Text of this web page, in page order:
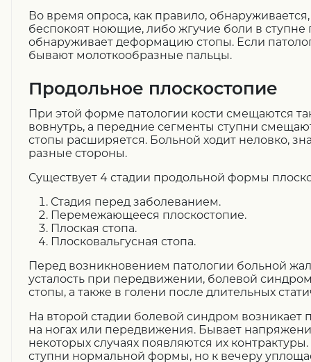
Во время опроса, как правило,
беспокоят ноющие, либо жгучие боли в
обнаруживает деформацию стопы. Если
бывают молоткообразные пальцы.
Продольное плоскостопие
При этой форме патологии кости смещаются
вовнутрь, а передние сегменты ступни
стопы расширяется. Больной ходит неловко,
разные стороны.
Существует 4 стадии продольной формы
Стадия перед заболеванием.
Перемежающееся плоскостопие.
Плоская стопа.
Плосковальгусная стопа.
Перед возникновением патологии больной
усталость при передвижении, болевой
стопы, а также в голени после длительных
На второй стадии болевой синдром возникает
на ногах или передвижения. Бывает
некоторых случаях появляются их
ступни нормальной формы, но к вечеру